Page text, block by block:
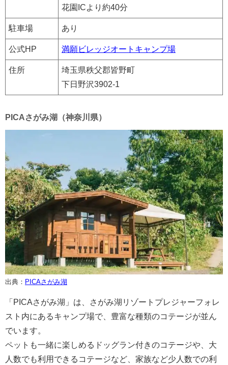
花園ICより約40分
駐車場 あり
公式HP 満願ビレッジオートキャンプ場
住所
埼玉県秩父郡皆野町
下日野沢3902-1
PICAさがみ湖（神奈川県）
出典： PICAさがみ湖
「PICAさがみ湖」は、さがみ湖リゾートプレジャーフォレ
スト内にあるキャンプ場で、豊富な種類のコテージが並ん
でいます。
ペットも一緒に楽しめるドッグラン付きのコテージや、大
人数でも利用できるコテージなど、家族など少人数での利